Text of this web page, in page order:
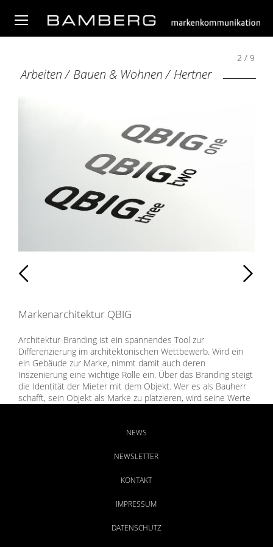
2 / 9
Arbeiten/ Bauen & Wohnen/ Hertner
Markenarchitektur QBIG
Architektur-Branding ist ein spannendes Tool zur
Differenzierung im architektonischen Wettbewerb. Wird ein
ein Gebäude zur Marke, nimmt damit auch deren
Inszenierung eine wichtige Rolle ein. Über das Branding steigt
die Identität der Mieter mit dem Objekt. Wer es als Bauherr
schafft, sein Objekt als Marke zu platzieren, wird seine Werte
außergewöhnlichen Business Building-Ensembles in
NEWS
NEWSLETTER
KONTAKT
IMPRESSUM
DATENSCHUTZ